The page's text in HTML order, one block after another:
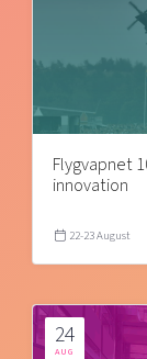
Flygvapnet
innovation
22-23 August
24
AUG